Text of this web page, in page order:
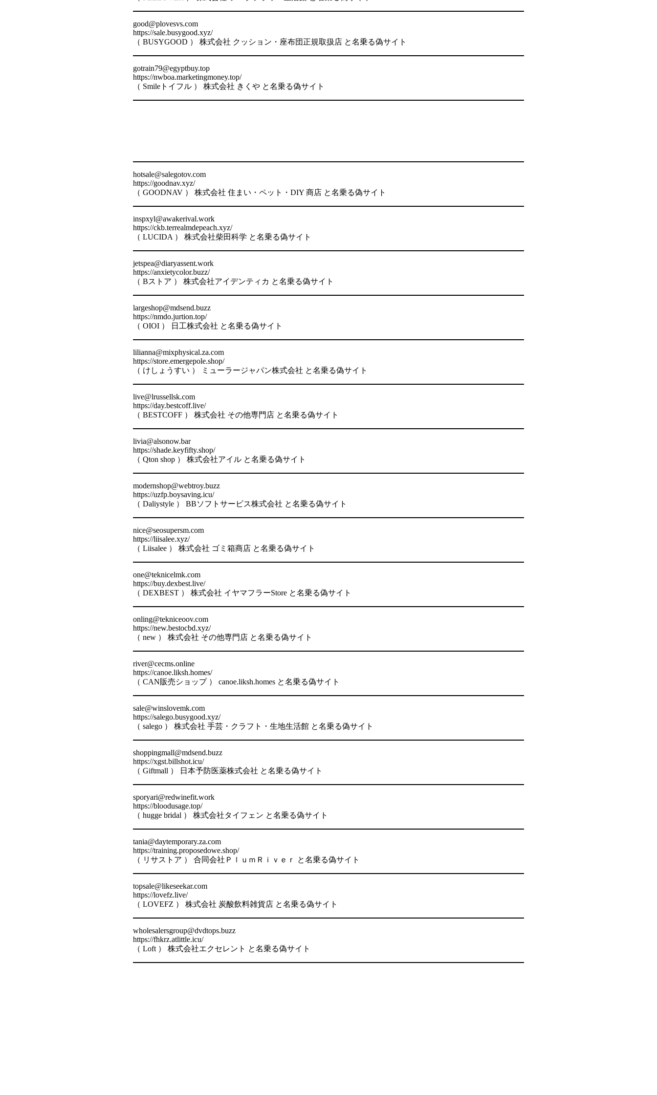
good@plovesvs.com
https://sale.busygood.xyz/
（ BUSYGOOD ） 株式会社 クッション・座布団正規取扱店 と名乗る偽サイト
gotrain79@egyptbuy.top
https://nwboa.marketingmoney.top/
（ Smileトイフル ） 株式会社 きくや と名乗る偽サイト
hotsale@salegotov.com
https://goodnav.xyz/
（ GOODNAV ） 株式会社 住まい・ペット・DIY 商店 と名乗る偽サイト
inspxyl@awakerival.work
https://ckb.terrealmdepeach.xyz/
（ LUCIDA ） 株式会社柴田科学 と名乗る偽サイト
jetspea@diaryassent.work
https://anxietycolor.buzz/
（ Bストア ） 株式会社アイデンティカ と名乗る偽サイト
largeshop@mdsend.buzz
https://nmdo.jurtion.top/
（ OIOI ） 日工株式会社 と名乗る偽サイト
lilianna@mixphysical.za.com
https://store.emergepole.shop/
（ けしょうすい ） ミューラージャパン株式会社 と名乗る偽サイト
live@lrussellsk.com
https://day.bestcoff.live/
（ BESTCOFF ） 株式会社 その他専門店 と名乗る偽サイト
livia@alsonow.bar
https://shade.keyfifty.shop/
（ Qton shop ） 株式会社アイル と名乗る偽サイト
modernshop@webtroy.buzz
https://uzfp.boysaving.icu/
（ Daliystyle ） BBソフトサービス株式会社 と名乗る偽サイト
nice@seosupersm.com
https://liisalee.xyz/
（ Liisalee ） 株式会社 ゴミ箱商店 と名乗る偽サイト
one@teknicelmk.com
https://buy.dexbest.live/
（ DEXBEST ） 株式会社 イヤマフラーStore と名乗る偽サイト
onling@tekniceoov.com
https://new.bestocbd.xyz/
（ new ） 株式会社 その他専門店 と名乗る偽サイト
river@cecms.online
https://canoe.liksh.homes/
（ CAN販売ショップ ） canoe.liksh.homes と名乗る偽サイト
sale@winslovemk.com
https://salego.busygood.xyz/
（ salego ） 株式会社 手芸・クラフト・生地生活館 と名乗る偽サイト
shoppingmall@mdsend.buzz
https://xgst.billshot.icu/
（ Giftmall ） 日本予防医薬株式会社 と名乗る偽サイト
sporyari@redwinefit.work
https://bloodusage.top/
（ hugge bridal ） 株式会社タイフェン と名乗る偽サイト
tania@daytemporary.za.com
https://training.proposedowe.shop/
（ リサストア ） 合同会社ＰｌｕｍＲｉｖｅｒ と名乗る偽サイト
topsale@likeseekar.com
https://lovefz.live/
（ LOVEFZ ） 株式会社 炭酸飲料雑貨店 と名乗る偽サイト
wholesalersgroup@dvdtops.buzz
https://fhkrz.atlittle.icu/
（ Loft ） 株式会社エクセレント と名乗る偽サイト